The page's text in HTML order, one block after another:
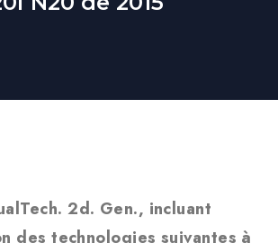
2d. Gen., incluant
des technologies suivantes à